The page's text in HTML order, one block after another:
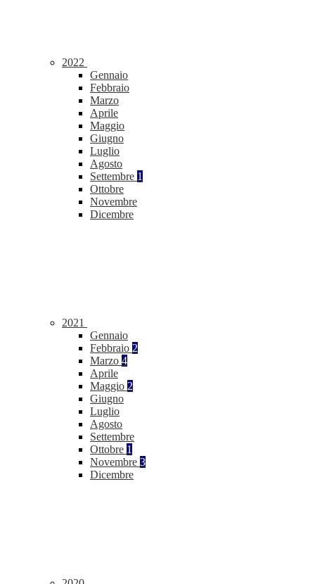
2022
Gennaio
Febbraio
Marzo
Aprile
Maggio
Giugno
Luglio
Agosto
Settembre 1
Ottobre
Novembre
Dicembre
2021
Gennaio
Febbraio 2
Marzo 4
Aprile
Maggio 2
Giugno
Luglio
Agosto
Settembre
Ottobre 1
Novembre 3
Dicembre